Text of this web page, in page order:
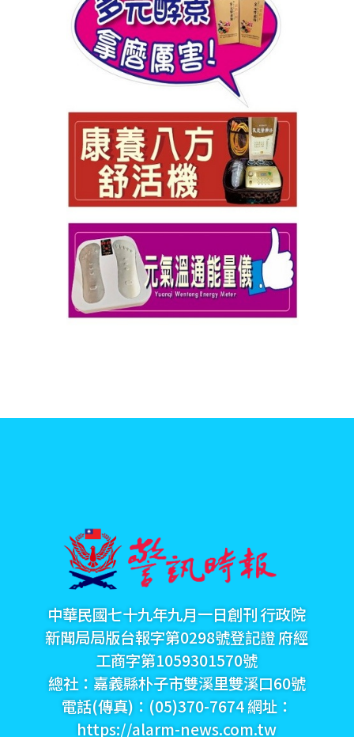
中華民國七十九年九月一日創刊 行政院
新聞局局版台報字第0298號登記證 府經
工商字第1059301570號
總社：嘉義縣朴子市雙溪里雙溪口60號
電話(傳真)：(05)370-7674 網址：
https://alarm-news.com.tw